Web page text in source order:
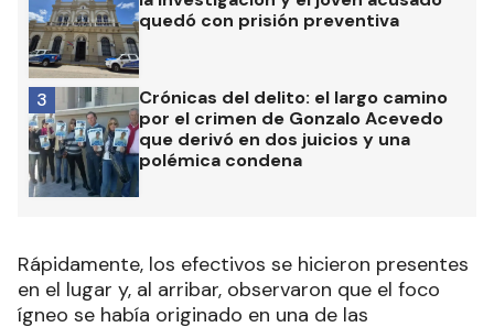
quedó con prisión preventiva
Crónicas del delito: el largo camino
por el crimen de Gonzalo Acevedo
que derivó en dos juicios y una
polémica condena
3
Rápidamente, los efectivos se hicieron presentes
en el lugar y, al arribar, observaron que el foco
ígneo se había originado en una de las